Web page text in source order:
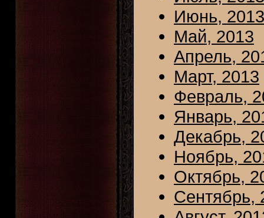
Июнь, 2013
Май, 2013
Апрель,
Март, 2013
Февраль,
Январь,
Декабрь,
Ноябрь,
Октябрь,
Сентябрь,